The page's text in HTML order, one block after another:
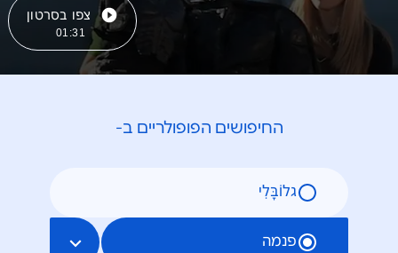
צפו בסרטון
01:31
החיפושים הפופולריים ב-
גלוֹבָּלִי
פנמה